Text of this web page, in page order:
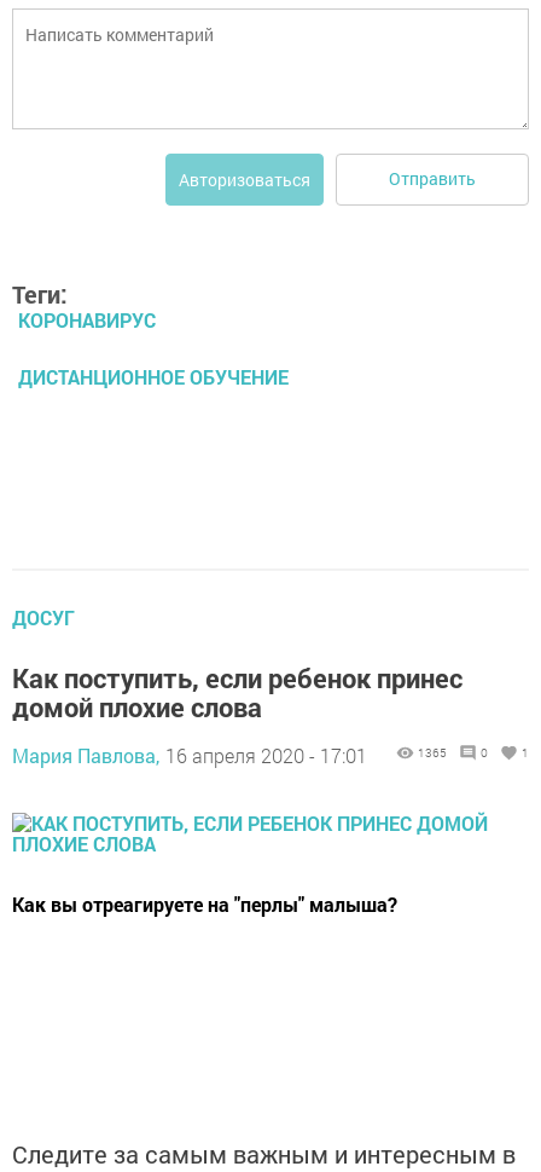
Авторизоваться Отправить
Теги:
КОРОНАВИРУС
ДИСТАНЦИОННОЕ ОБУЧЕНИЕ
ДОСУГ
Как поступить, если ребенок принес
домой плохие слова
Мария Павлова, 16 апреля 2020 - 17:01 1365 0 1
Как вы отреагируете на "перлы" малыша?
Следите за самым важным и интересным в